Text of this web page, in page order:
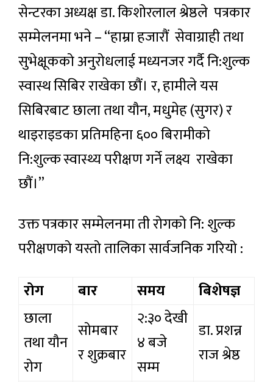
सेन्टरका अध्यक्ष डा. किशोरलाल श्रेष्ठले पत्रकार
सम्मेलनमा भने – “हाम्रा हजारौं सेवाग्राही तथा
सुभेक्षूकको अनुरोधलाई मध्यनजर गर्दै नि:शुल्क
स्वास्थ सिबिर राखेका छौं। र, हामीले यस
सिबिरबाट छाला तथा यौन, मधुमेह (सुगर) र
थाइराइडका प्रतिमहिना ६०० बिरामीको
नि:शुल्क स्वास्थ्य परीक्षण गर्ने लक्ष्य राखेका
छौं।”
उक्त पत्रकार सम्मेलनमा ती रोगको नि: शुल्क
परीक्षणको यस्तो तालिका सार्वजनिक गरियो :
रोग
बार समय
बिशेषज्ञ
छाला
तथा यौन
रोग
सोमबार
र शुक्रबार
२:३० देखी
४ बजे
सम्म
डा. प्रशन्न
राज श्रेष्ठ